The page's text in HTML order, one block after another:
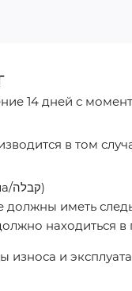
14 дней с
в том
Наличие квитанции (кабала/קבלה)
иметь
находиться в
и